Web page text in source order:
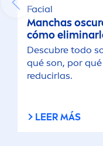
Facial
Manchas
cómo
Descubre todo
qué son, por
reducirlas.
LEER MÁS